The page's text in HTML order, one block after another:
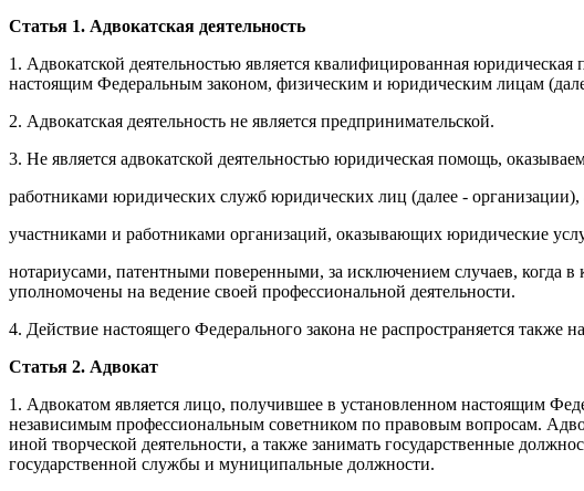
Статья 1. Адвокатская деятельность
1. Адвокатской деятельностью является квалифицированная
настоящим Федеральным законом, физическим и юридическим лицам
2. Адвокатская деятельность не является предпринимательской.
3. Не является адвокатской деятельностью юридическая помощь,
работниками юридических служб юридических лиц (далее - организации),
участниками и работниками организаций, оказывающих юридические
нотариусами, патентными поверенными, за исключением случаев, когда в
уполномочены на ведение своей профессиональной деятельности.
4. Действие настоящего Федерального закона не распространяется также
Статья 2. Адвокат
1. Адвокатом является лицо, получившее в установленном настоящим
независимым профессиональным советником по правовым вопросам.
иной творческой деятельности, а также занимать государственные
государственной службы и муниципальные должности.